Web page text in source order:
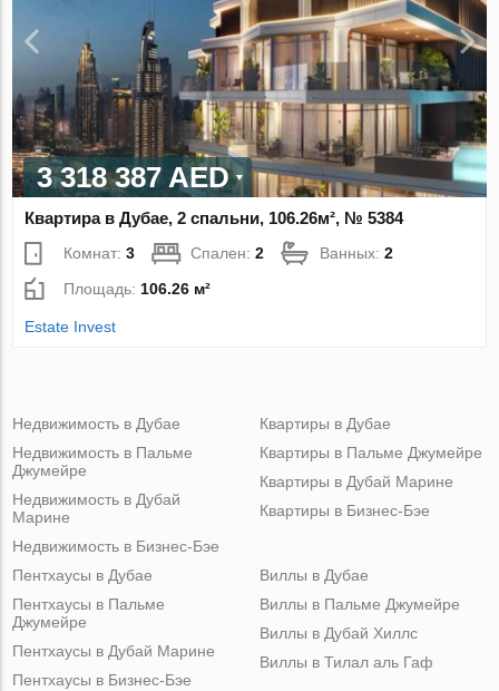
3 318 387 AED
Квартира в Дубае, 2 спальни, 106.26м², № 5384
Комнат:3 Спален:2 Ванных:2
Площадь:106.26 м²
Estate Invest
Недвижимость в Дубае
Недвижимость в Пальме
Джумейре
Недвижимость в Дубай
Марине
Недвижимость в Бизнес-Бэе
Квартиры в Дубае
Квартиры в Пальме Джумейре
Квартиры в Дубай Марине
Квартиры в Бизнес-Бэе
Пентхаусы в Дубае
Пентхаусы в Пальме
Джумейре
Пентхаусы в Дубай Марине
Пентхаусы в Бизнес-Бэе
Виллы в Дубае
Виллы в Пальме Джумейре
Виллы в Дубай Хиллс
Виллы в Тилал аль Гаф